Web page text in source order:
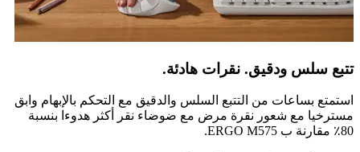
تتبع سلس ودقيق. نقرات هادئة.
استمتع بساعات من التتبع السلس والدقيق مع التحكم بالإبهام وابق
مسترخيا مع شعور نقرة مرض مع ضوضاء نقر أكثر هدوءا بنسبة
80٪ مقارنة ب ERGO M575.